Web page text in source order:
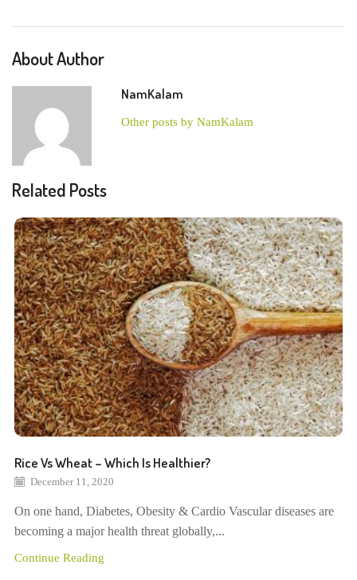
About Author
NamKalam
Other posts by NamKalam
Related Posts
Rice Vs Wheat – Which Is Healthier?
December 11, 2020
On one hand, Diabetes, Obesity & Cardio Vascular diseases are
becoming a major health threat globally,...
Continue Reading